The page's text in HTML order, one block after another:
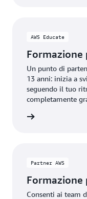
AWS Educate
Formazione
Un punto di
13 anni: inizia a
seguendo il tuo
completamente
Partner AWS
Formazione
Consenti ai team